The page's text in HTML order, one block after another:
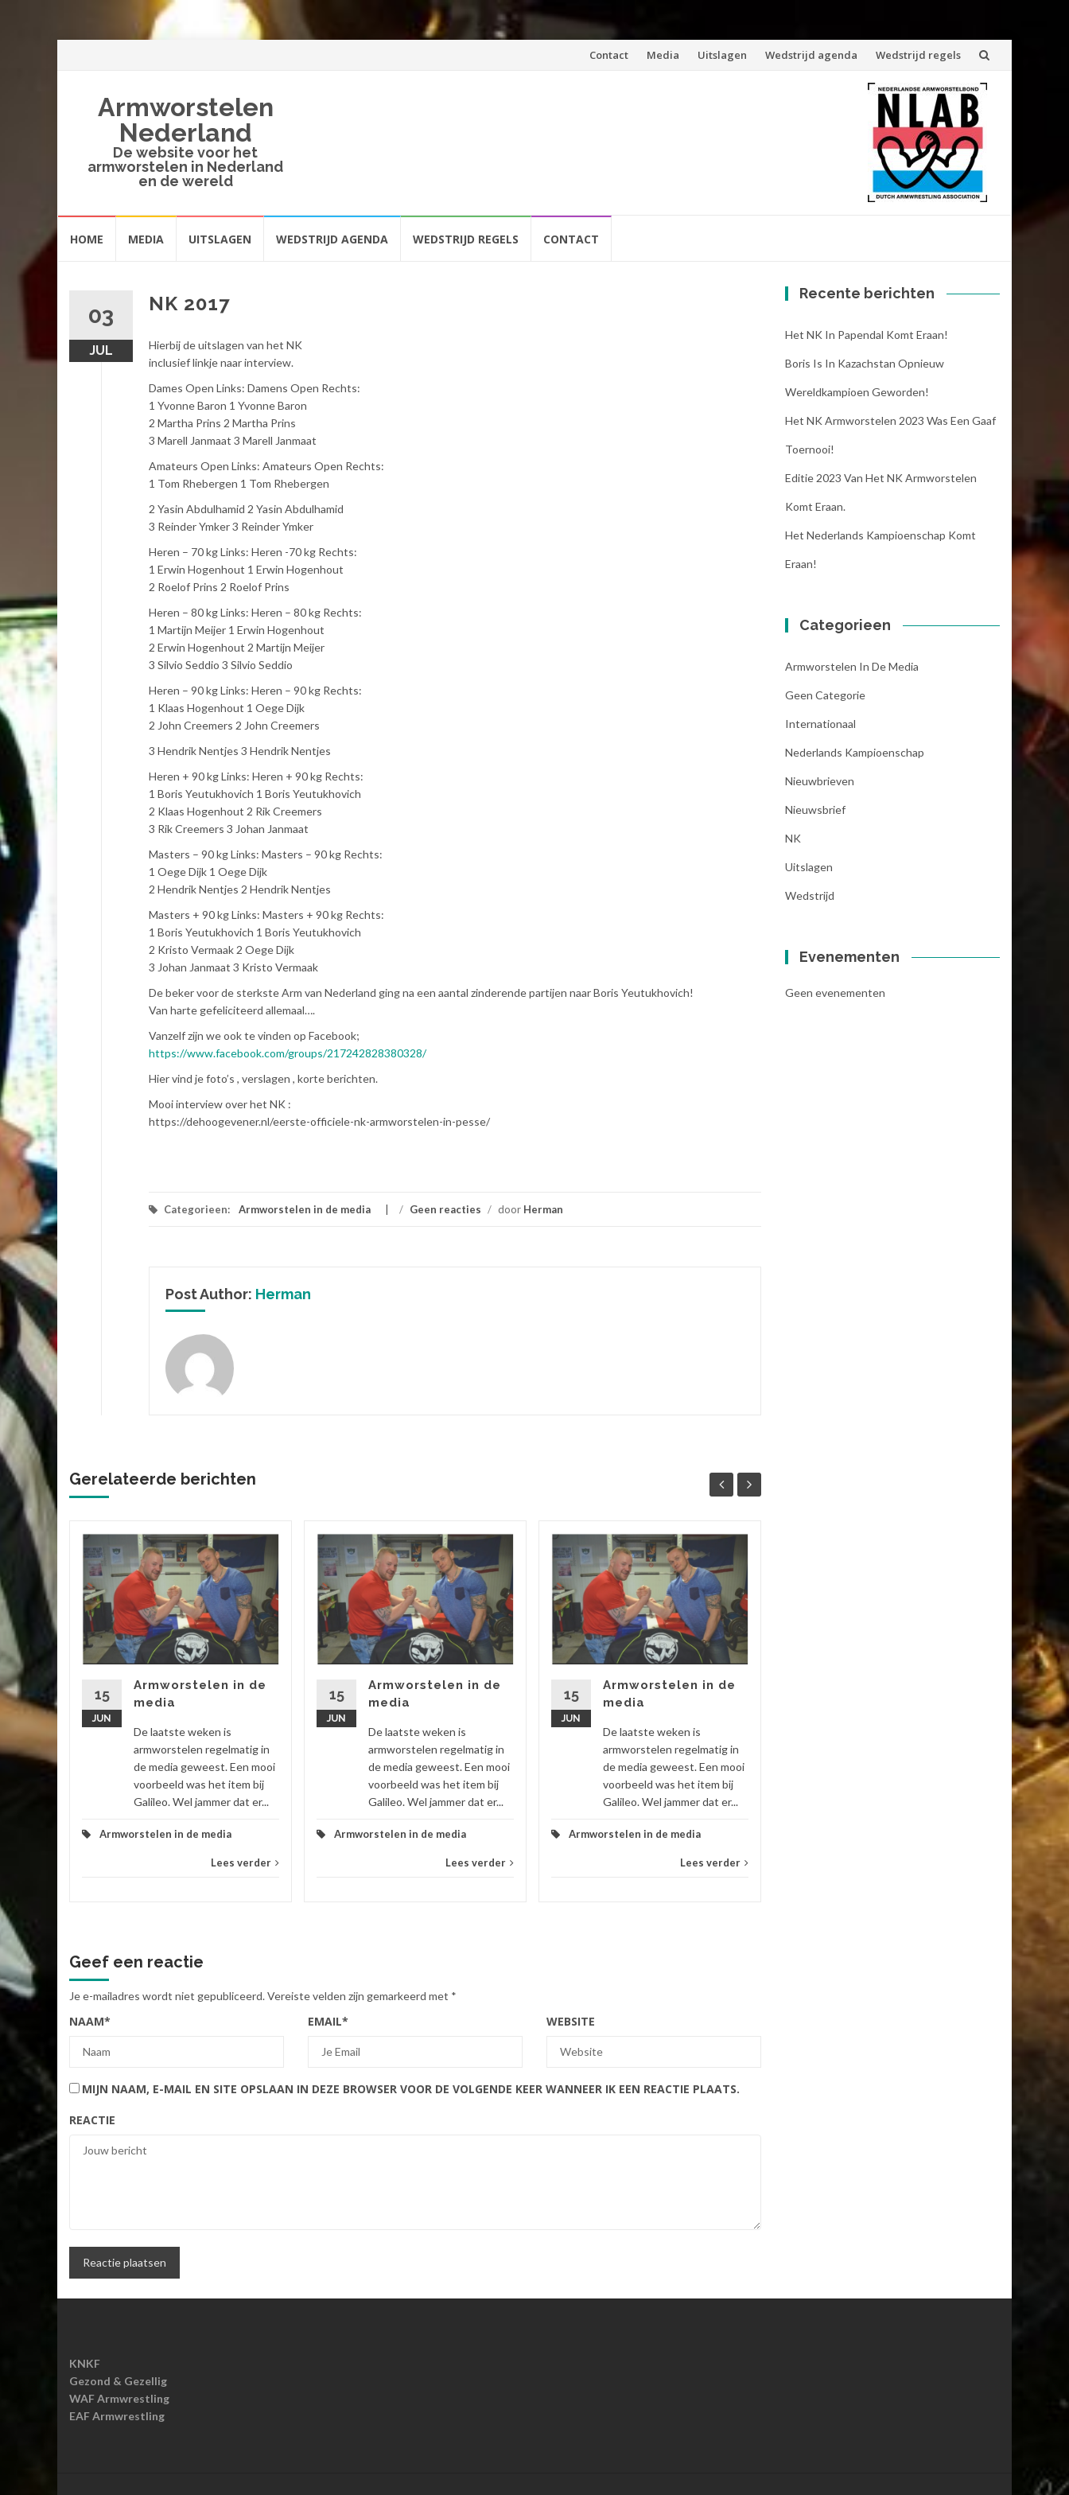
Spring
Contact Media Uitslagen Wedstrijd agenda Wedstrijd regels
Armworstelen
Nederland
De website voor het
armworstelen in Nederland
en de wereld
naarHOME MEDIA UITSLAGEN WEDSTRIJD AGENDA WEDSTRIJD REGELS CONTACT
03
JUL
NK 2017
Hierbij de uitslagen van het NK
inclusief linkje naar interview.
Dames Open Links: Damens Open Rechts:
1 Yvonne Baron 1 Yvonne Baron
2 Martha Prins 2 Martha Prins
3 Marell Janmaat 3 Marell Janmaat
Amateurs Open Links: Amateurs Open Rechts:
1 Tom Rhebergen 1 Tom Rhebergen
2 Yasin Abdulhamid 2 Yasin Abdulhamid
3 Reinder Ymker 3 Reinder Ymker
Heren – 70 kg Links: Heren -70 kg Rechts:
1 Erwin Hogenhout 1 Erwin Hogenhout
2 Roelof Prins 2 Roelof Prins
Heren – 80 kg Links: Heren – 80 kg Rechts:
1 Martijn Meijer 1 Erwin Hogenhout
2 Erwin Hogenhout 2 Martijn Meijer
3 Silvio Seddio 3 Silvio Seddio
Heren – 90 kg Links: Heren – 90 kg Rechts:
1 Klaas Hogenhout 1 Oege Dijk
2 John Creemers 2 John Creemers
3 Hendrik Nentjes 3 Hendrik Nentjes
Heren + 90 kg Links: Heren + 90 kg Rechts:
1 Boris Yeutukhovich 1 Boris Yeutukhovich
2 Klaas Hogenhout 2 Rik Creemers
3 Rik Creemers 3 Johan Janmaat
Masters – 90 kg Links: Masters – 90 kg Rechts:
1 Oege Dijk 1 Oege Dijk
2 Hendrik Nentjes 2 Hendrik Nentjes
Masters + 90 kg Links: Masters + 90 kg Rechts:
1 Boris Yeutukhovich 1 Boris Yeutukhovich
2 Kristo Vermaak 2 Oege Dijk
3 Johan Janmaat 3 Kristo Vermaak
De beker voor de sterkste Arm van Nederland ging na een aantal zinderende partijen naar Boris Yeutukhovich!
Van harte gefeliciteerd allemaal….
Vanzelf zijn we ook te vinden op Facebook;
https://www.facebook.com/groups/217242828380328/
Hier vind je foto’s , verslagen , korte berichten.
Mooi interview over het NK :
https://dehoogevener.nl/eerste-officiele-nk-armworstelen-in-pesse/
Categorieen: Armworstelen in de media / Geen reacties / door Herman
Post Author: Herman
Gerelateerde berichten
de
in
15
JUN
Armworstelen in de
media
De laatste weken is
armworstelen regelmatig in
de media geweest. Een mooi
voorbeeld was het item bij
Galileo. Wel jammer dat er...
Armworstelen in de media
Lees verder
15
JUN
Armworstelen in de
media
De laatste weken is
armworstelen regelmatig in
de media geweest. Een mooi
voorbeeld was het item bij
Galileo. Wel jammer dat er...
Armworstelen in de media
Lees verder
15
JUN
Armworstelen in de
media
De laatste weken is
armworstelen regelmatig in
de media geweest. Een mooi
voorbeeld was het item bij
Galileo. Wel jammer dat er...
Armworstelen in de media
Lees verder
Geef een reactie
Je e-mailadres wordt niet gepubliceerd.Vereiste velden zijn gemarkeerd met *
NAAM* EMAIL* WEBSITE
MIJN NAAM, E-MAIL EN SITE OPSLAAN IN DEZE BROWSER VOOR DE VOLGENDE KEER WANNEER IK EEN REACTIE PLAATS.
REACTIE
Recente berichten
Het NK In Papendal Komt Eraan!
Boris Is In Kazachstan Opnieuw
Wereldkampioen Geworden!
Het NK Armworstelen 2023 Was Een Gaaf
Toernooi!
Editie 2023 Van Het NK Armworstelen
Komt Eraan.
Het Nederlands Kampioenschap Komt
Eraan!
Categorieen
Armworstelen In De Media
Geen Categorie
Internationaal
Nederlands Kampioenschap
Nieuwbrieven
Nieuwsbrief
NK
Uitslagen
Wedstrijd
Evenementen
Geen evenementen
KNKF
Gezond & Gezellig
WAF Armwrestling
EAF Armwrestling